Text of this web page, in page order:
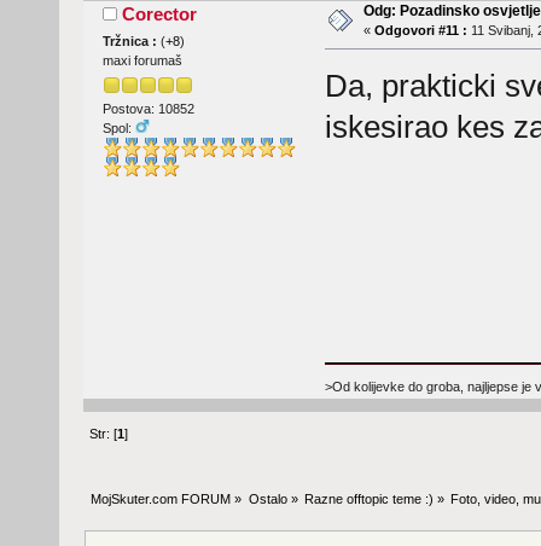
Corector
Tržnica : (+8)
maxi forumaš
Postova: 10852
Spol:
Odg: Pozadinsko
« Odgovori #11 : 11 Svibanj,
Da, prakticki
iskesirao kes
>Od kolijevke do groba, najljepse je
Str: [1]
MojSkuter.com FORUM » Ostalo» Razne offtopic teme :) » Foto, video,